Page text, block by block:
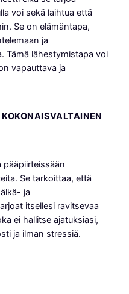
voi sekä laihtua että
Se on elämäntapa,
ja
Tämä lähestymistapa voi
vapauttava ja
Se tarkoittaa, että
ja
itsellesi ravitsevaa
ei hallitse ajatuksiasi,
ja ilman stressiä.